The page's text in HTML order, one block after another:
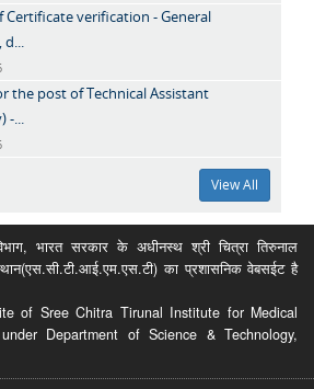
Certificate verification - General
d...
the post of Technical Assistant
-...
View All
भारत सरकार के अधीनस्थ श्री चित्रा तिरुनाल
का प्रशासनिक वेबसईट है
of Sree Chitra Tirunal Institute for Medical
Department of Science & Technology,